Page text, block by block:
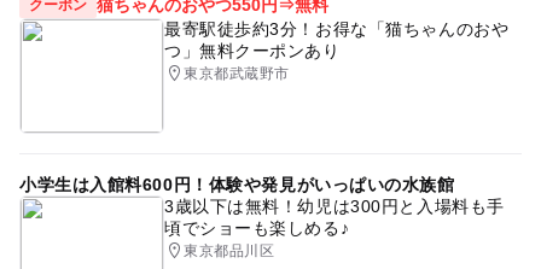
・撮影会＆ライフプラン相談会に参加するにあたっての往
路・帰路等移動途中の事故に対しても責任を負いかねます
ことをあらかじめご了承ください。
催を中止する場合がございます。
応募方法
このイベントの受付は終了しました。
感染を未然に防ぐため、マスク着用をいたします。
●お子さま撮影会＆ライフプラン相談会について
撮影会が約10分程度、ライフプラン相談会が15～20分程
れる、人の流れがある内容になります。
今後も最新情報を踏まえて、運営に努めてまいります。
クーポン 猫ちゃんのおやつ550円⇒無料
最寄駅徒歩約3分！お得な「猫ちゃんのおや
つ」無料クーポンあり
東京都武蔵野市
小学生は入館料600円！体験や発見がいっぱいの水族館
3歳以下は無料！幼児は300円と入場料も手
頃でショーも楽しめる♪
東京都品川区